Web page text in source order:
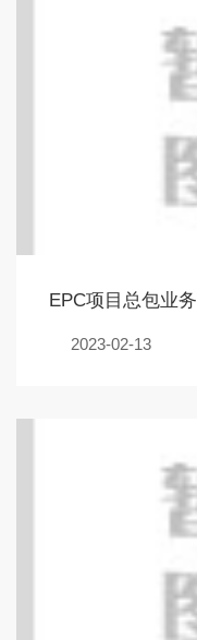
EPC项目总包业务
2023-02-13